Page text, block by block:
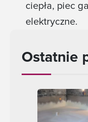
ciepła, piec
elektryczne.
Ostatnie